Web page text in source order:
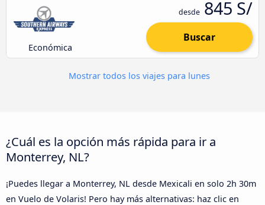
Económica
desde 845 S/
Buscar
Mostrar todos los viajes para lunes
¿Cuál es la opción más rápida para ir a
Monterrey, NL?
¡Puedes llegar a Monterrey, NL desde Mexicali en solo 2h 30m
en Vuelo de Volaris! Pero hay más alternativas: haz clic en